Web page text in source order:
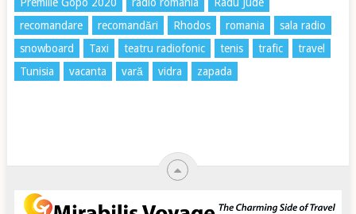
Premiile Gopo 2020
radio romania
Radu Jude
recomandare
recomandări Rhodos romania
sala radio
snowboard
Taxi teatru radiofonic tenis trafic
travel
Tunisia
vacanta vară vidra zapada